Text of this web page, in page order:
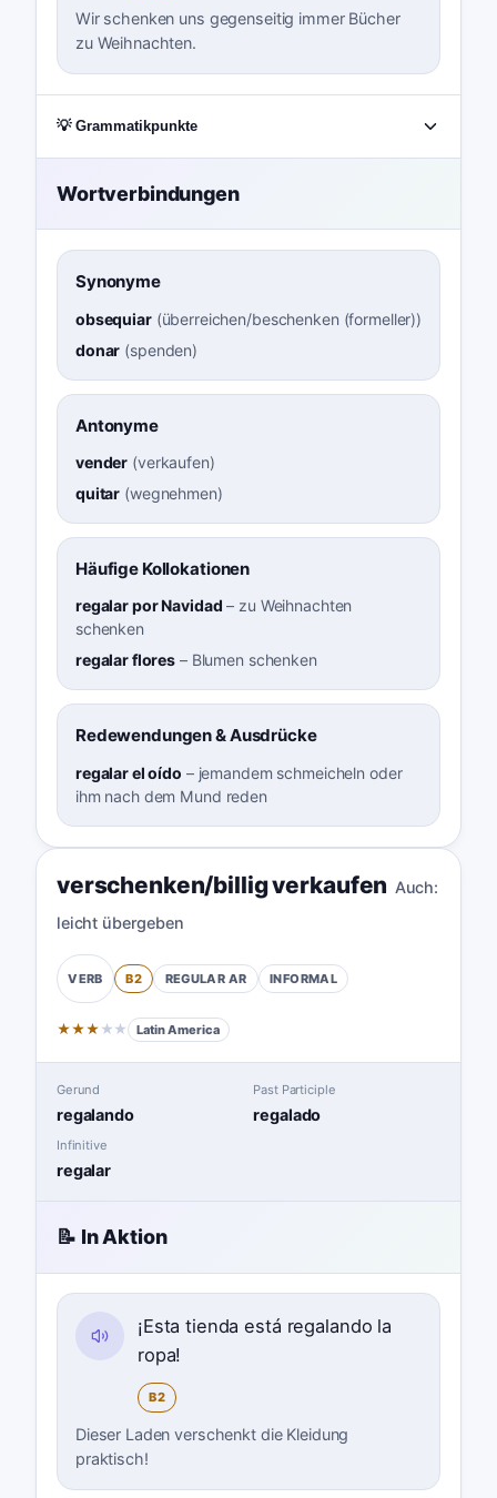
Wir schenken uns gegenseitig immer Bücher
zu Weihnachten.
💡 Grammatikpunkte
Wortverbindungen
Synonyme
obsequiar(überreichen/beschenken (formeller))
donar (spenden)
Antonyme
vender (verkaufen)
quitar (wegnehmen)
Häufige Kollokationen
regalar por Navidad – zu Weihnachten
schenken
regalar flores – Blumen schenken
Redewendungen & Ausdrücke
regalar el oído – jemandem schmeicheln oder
ihm nach dem Mund reden
verschenken/billig verkaufen Auch:
leicht übergeben
VERB B2 REGULAR AR INFORMAL
★★★ ★ ★ Latin America
Gerund
regalando
Past Participle
regalado
Infinitive
regalar
📝 In Aktion
¡Esta tienda está regalando la
ropa!
B2
Dieser Laden verschenkt die Kleidung
praktisch!